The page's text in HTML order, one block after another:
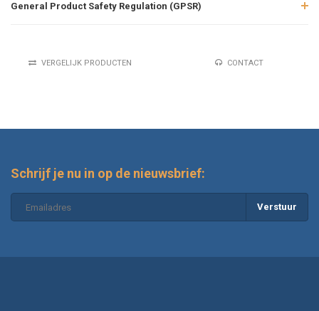
General Product Safety Regulation (GPSR)
VERGELIJK PRODUCTEN CONTACT
Schrijf je nu in op de nieuwsbrief:
Verstuur